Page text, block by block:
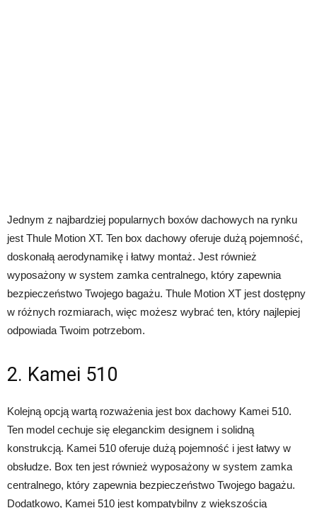
Jednym z najbardziej popularnych boxów dachowych na rynku
jest Thule Motion XT. Ten box dachowy oferuje dużą pojemność,
doskonałą aerodynamikę i łatwy montaż. Jest również
wyposażony w system zamka centralnego, który zapewnia
bezpieczeństwo Twojego bagażu. Thule Motion XT jest dostępny
w różnych rozmiarach, więc możesz wybrać ten, który najlepiej
odpowiada Twoim potrzebom.
2. Kamei 510
Kolejną opcją wartą rozważenia jest box dachowy Kamei 510.
Ten model cechuje się eleganckim designem i solidną
konstrukcją. Kamei 510 oferuje dużą pojemność i jest łatwy w
obsłudze. Box ten jest również wyposażony w system zamka
centralnego, który zapewnia bezpieczeństwo Twojego bagażu.
Dodatkowo, Kamei 510 jest kompatybilny z większością